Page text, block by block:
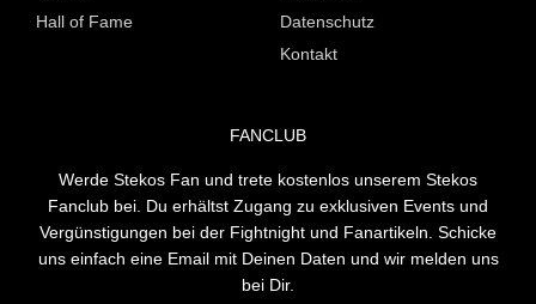
Hall of Fame
Datenschutz
Kontakt
FANCLUB
Werde Stekos Fan und trete kostenlos unserem Stekos
Fanclub bei. Du erhältst Zugang zu exklusiven Events und
Vergünstigungen bei der Fightnight und Fanartikeln. Schicke
uns einfach eine Email mit Deinen Daten und wir melden uns
bei Dir.